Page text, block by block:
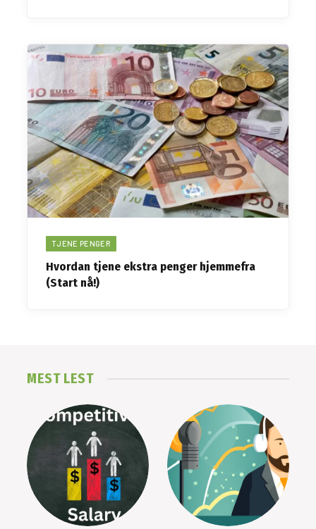
TJENE PENGER
Hvordan tjene ekstra penger hjemmefra
(Start nå!)
MEST LEST